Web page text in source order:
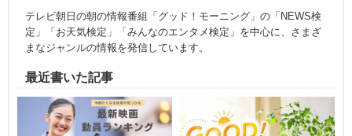
テレビ朝日の朝の情報番組「グッド！モーニング」の「NEWS検
定」「お天気検定」「みんなのエンタメ検定」を中心に、さまざ
まなジャンルの情報を発信しています。
最近書いた記事